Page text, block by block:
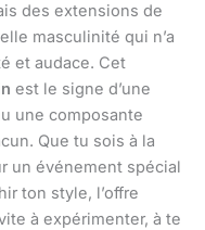
des extensions de
masculinité qui n’a
et audace. Cet
est le signe d’une
une composante
Que tu sois à la
un événement spécial
ton style, l’offre
à expérimenter, à te